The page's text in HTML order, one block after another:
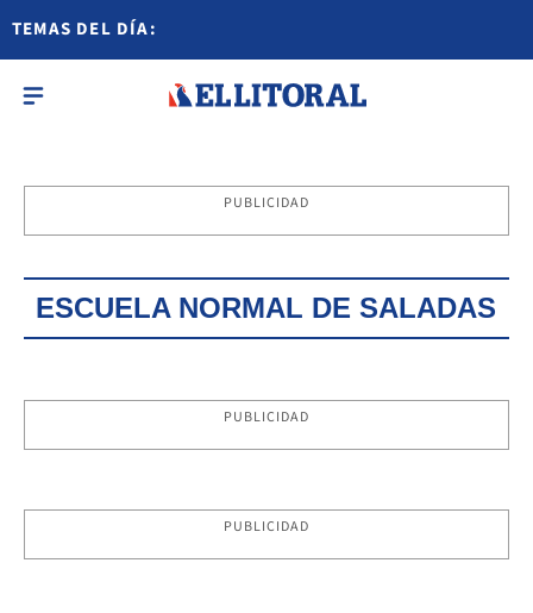
TEMAS DEL DÍA:
PUBLICIDAD
ESCUELA NORMAL DE SALADAS
PUBLICIDAD
PUBLICIDAD